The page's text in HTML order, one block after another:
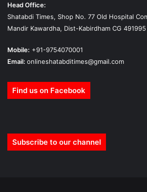
Head Office:
Shatabdi Times, Shop No. 77 Old Hospital
Mandir Kawardha, Dist-Kabirdham CG 491995
Mobile: +91-9754070001
Email: onlineshatabditimes@gmail.com
Find us on Facebook
Subscribe to our channel